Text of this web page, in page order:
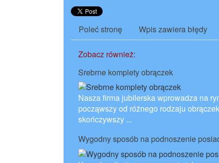
Poleć stronę Wpis zawiera błędy
Zobacz również:
Srebrne komplety obrączek
Nasza firma jubilerska wprowadza na
począwszy od różnego rodzaju
skończywszy ...
Wygodny sposób na podnoszenie